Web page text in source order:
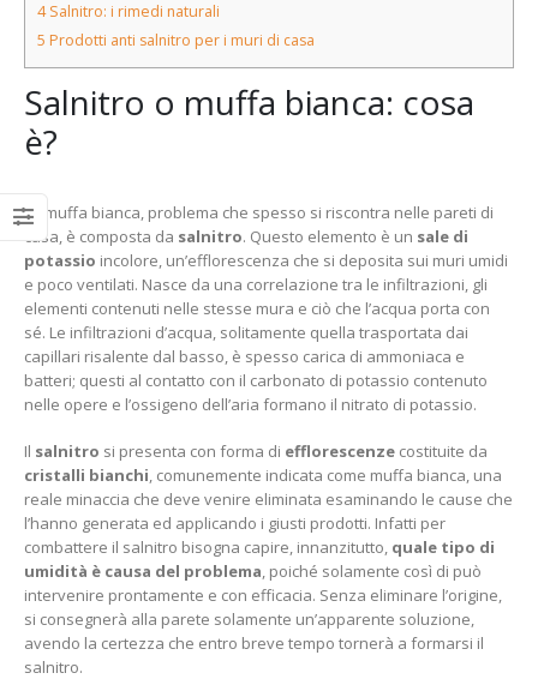
4Salnitro: i rimedi naturali
5 Prodotti anti salnitro per i muri di casa
Salnitro o muffa bianca: cosa
è?
La muffa bianca, problema che spesso si riscontra nelle pareti di
casa, è composta da salnitro. Questo elemento è un sale di
potassio incolore, un’efflorescenza che si deposita sui muri umidi
e poco ventilati. Nasce da una correlazione tra le infiltrazioni, gli
elementi contenuti nelle stesse mura e ciò che l’acqua porta con
sé. Le infiltrazioni d’acqua, solitamente quella trasportata dai
capillari risalente dal basso, è spesso carica di ammoniaca e
batteri; questi al contatto con il carbonato di potassio contenuto
nelle opere e l’ossigeno dell’aria formano il nitrato di potassio.
Il salnitro si presenta con forma di efflorescenze costituite da
cristalli bianchi, comunemente indicata come muffa bianca, una
reale minaccia che deve venire eliminata esaminando le cause che
l’hanno generata ed applicando i giusti prodotti. Infatti per
combattere il salnitro bisogna capire, innanzitutto, quale tipo di
umidità è causa del problema, poiché solamente così di può
intervenire prontamente e con efficacia. Senza eliminare l’origine,
si consegnerà alla parete solamente un’apparente soluzione,
avendo la certezza che entro breve tempo tornerà a formarsi il
salnitro.